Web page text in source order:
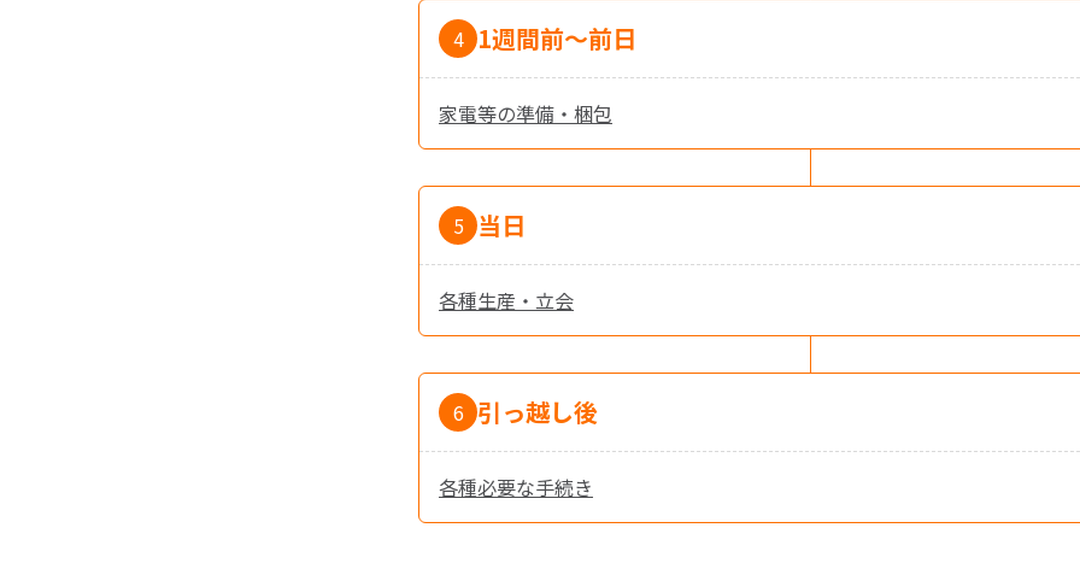
4 1週間前〜前日
家電等の準備・梱包
5 当日
各種生産・立会
6 引っ越し後
各種必要な手続き